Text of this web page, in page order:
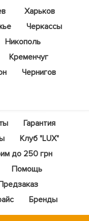
Харьков
Черкассы
Никополь
Кременчуг
Чернигов
Гарантия
Клуб "LUX"
до 250 грн
Помощь
Бренды